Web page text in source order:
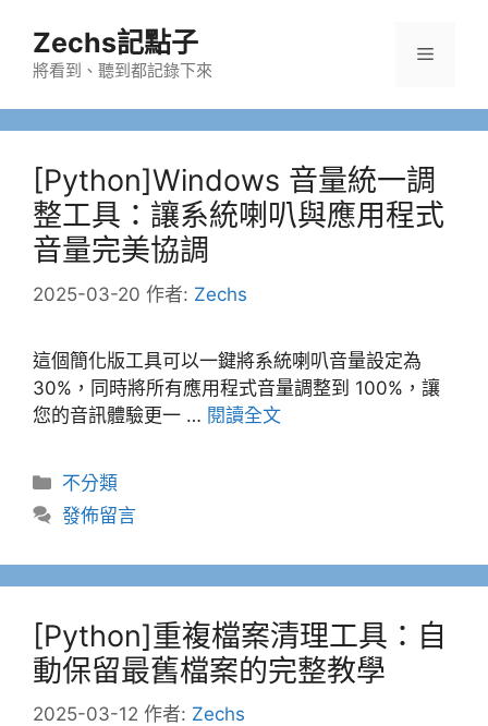
Zechs記點子
將看到、聽到都記錄下來
選
[Python]Windows 音量統一調
整工具：讓系統喇叭與應用程式
音量完美協調
2025-03-20 作者: Zechs
這個簡化版工具可以一鍵將系統喇叭音量設定為
30%，同時將所有應用程式音量調整到 100%，讓
您的音訊體驗更一 … 閱讀全文
分
類
不分類
發佈留言
[Python]重複檔案清理工具：自
動保留最舊檔案的完整教學
2025-03-12 作者: Zechs